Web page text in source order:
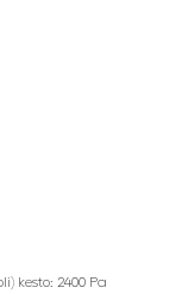
kesto: 2400 Pa